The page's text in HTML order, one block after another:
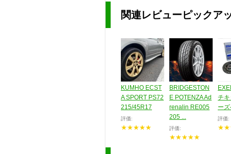
関連レビューピックア
KUMHO ECST
A SPORT PS72
215/45R17
評価:
★★★★★
BRIDGESTON
E POTENZA Ad
renalin RE005
205 ...
評価:
★★★★★
チ
ー
評価: